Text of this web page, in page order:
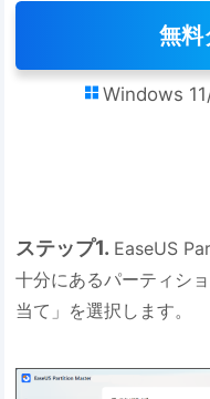
無料
 Windows
ステップ1. EaseUS
十分にあるパーティシ
当て」を選択します。